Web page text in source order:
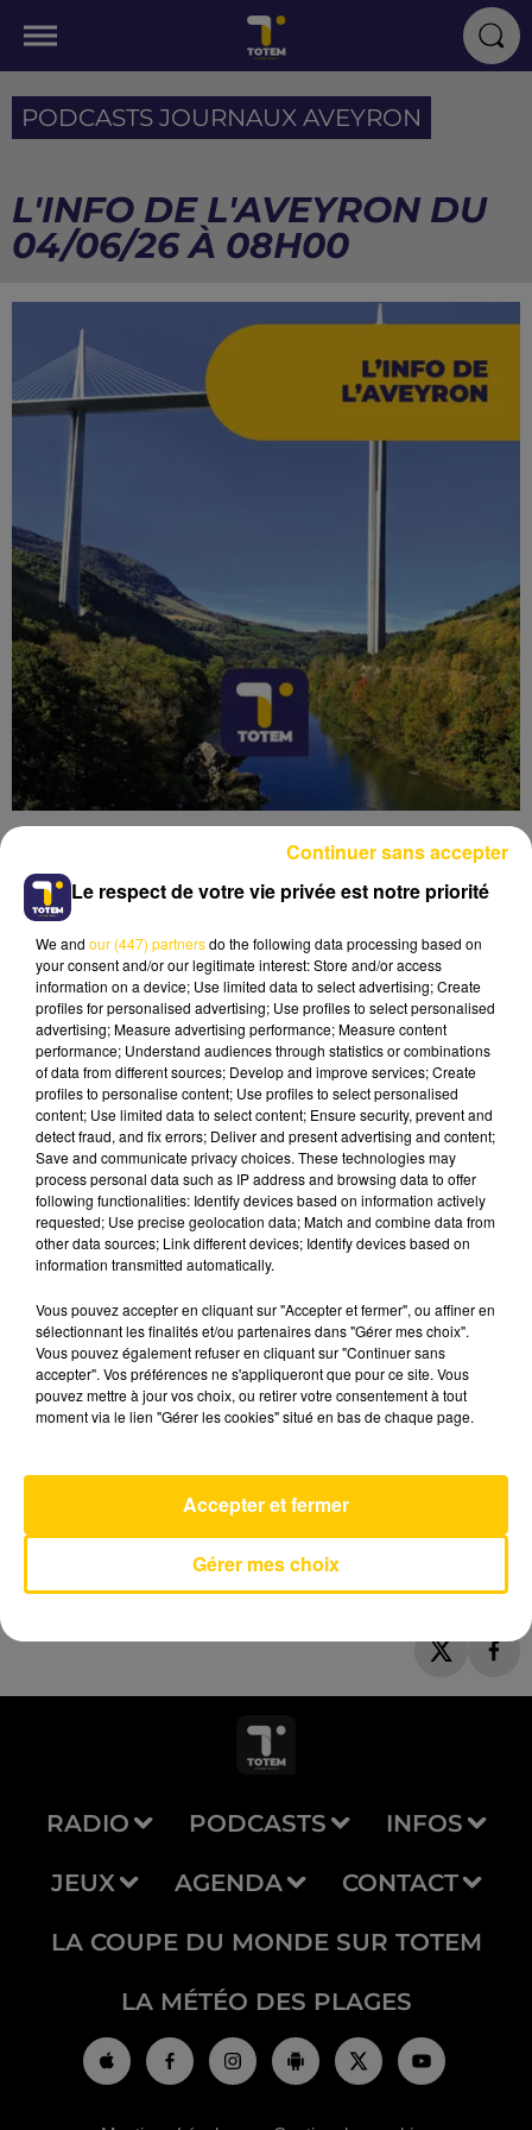
PODCASTS JOURNAUX AVEYRON
L'INFO DE L'AVEYRON DU
04/06/26 À 08H00
Lecture (4 min 6 sec)
4 juin 2026 - 4 min 6 sec
L'INFO DE L'AVEYRON DU 04/06/26 À
08H00
L'info de L'Aveyron
OLIVIA RODRIGO
AVEYRON NORD
RADIO PODCASTS INFOS
JEUX AGENDA CONTACT
LA COUPE DU MONDE SUR TOTEM
LA MÉTÉO DES PLAGES
Le respect de votre vie privée est notre priorité
We and our (447) partnersdo the following data processing based on
your consent and/or our legitimate interest: Store and/or access
information on a device; Use limited data to select advertising; Create
profiles for personalised advertising; Use profiles to select personalised
advertising; Measure advertising performance; Measure content
performance; Understand audiences through statistics or combinations
of data from different sources; Develop and improve services; Create
profiles to personalise content; Use profiles to select personalised
content; Use limited data to select content; Ensure security, prevent and
detect fraud, and fix errors; Deliver and present advertising and content;
Save and communicate privacy choices. These technologies may
process personal data such as IP address and browsing data to offer
following functionalities: Identify devices based on information actively
requested; Use precise geolocation data; Match and combine data from
other data sources; Link different devices; Identify devices based on
information transmitted automatically.
Vous pouvez accepter en cliquant sur "Accepter et fermer", ou affiner en
sélectionnant les finalités et/ou partenaires dans "Gérer mes choix".
Vous pouvez également refuser en cliquant sur "Continuer sans
accepter". Vos préférences ne s'appliqueront que pour ce site. Vous
pouvez mettre à jour vos choix, ou retirer votre consentement à tout
moment via le lien "Gérer les cookies" situé en bas de chaque page.
Gérer mes choix
Accepter et fermer
Continuer sans accepter